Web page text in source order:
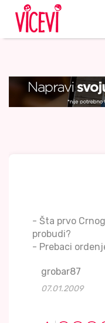
- Šta prvo
probudi?
- Prebaci
grobar87
07.01.2009